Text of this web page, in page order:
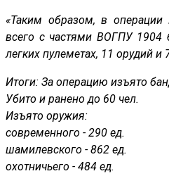
«Таким образом, в
всего с частями ВОГПУ 1904
легких пулеметах, 11 орудий и
Итоги: За операцию изъято
Убито и ранено до 60 чел.
Изъято оружия:
современного - 290 ед.
шамилевского - 862 ед.
охотничьего - 484 ед.